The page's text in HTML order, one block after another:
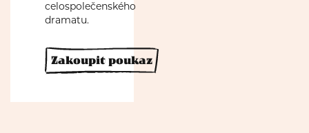
celospolečenského
dramatu.
Zakoupit poukaz